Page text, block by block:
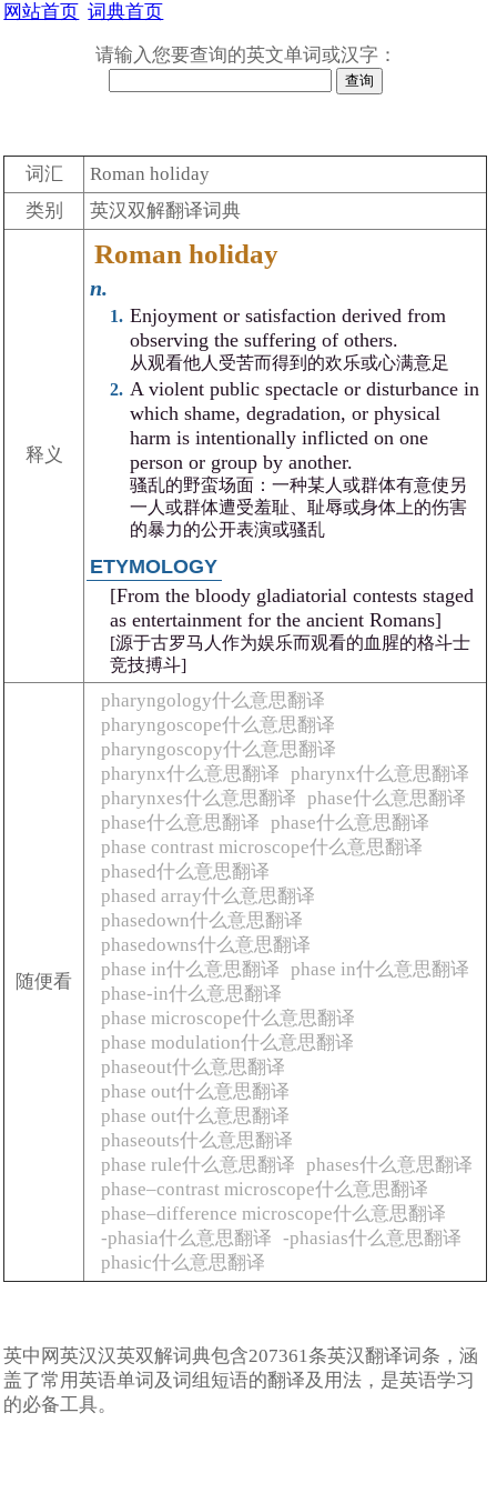
网站首页 词典首页
请输入您要查询的英文单词或汉字：
词汇
Roman holiday
类别
英汉双解翻译词典
释义
Roman holiday
n.
Enjoyment or satisfaction derived from
observing the suffering of others.
从观看他人受苦而得到的欢乐或心满意足
A violent public spectacle or disturbance in
which shame, degradation, or physical
harm is intentionally inflicted on one
person or group by another.
骚乱的野蛮场面：一种某人或群体有意使另
一人或群体遭受羞耻、耻辱或身体上的伤害
的暴力的公开表演或骚乱
ETYMOLOGY
[From the bloody gladiatorial contests staged
as entertainment for the ancient Romans]
[源于古罗马人作为娱乐而观看的血腥的格斗士
竞技搏斗]
随便看
pharyngology什么意思翻译
pharyngoscope什么意思翻译
pharyngoscopy什么意思翻译
pharynx什么意思翻译 pharynx什么意思翻译
pharynxes什么意思翻译 phase什么意思翻译
phase什么意思翻译 phase什么意思翻译
phase contrast microscope什么意思翻译
phased什么意思翻译
phased array什么意思翻译
phasedown什么意思翻译
phasedowns什么意思翻译
phase in什么意思翻译 phase in什么意思翻译
phase-in什么意思翻译
phase microscope什么意思翻译
phase modulation什么意思翻译
phaseout什么意思翻译
phase out什么意思翻译
phase out什么意思翻译
phaseouts什么意思翻译
phase rule什么意思翻译 phases什么意思翻译
phase–contrast microscope什么意思翻译
phase–difference microscope什么意思翻译
-phasia什么意思翻译 -phasias什么意思翻译
phasic什么意思翻译
英中网英汉汉英双解词典包含207361条英汉翻译词条，涵
盖了常用英语单词及词组短语的翻译及用法，是英语学习
的必备工具。